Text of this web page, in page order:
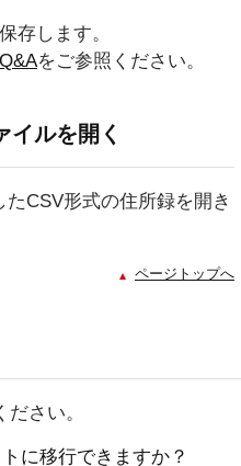
存します。
をご参照ください。
イルを開く
CSV形式の住所録を開き
ページトップへ
さい。
に移行できますか？